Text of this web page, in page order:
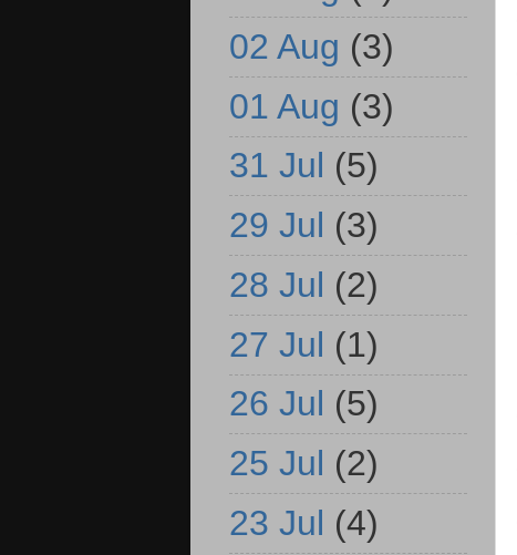
02 Aug (3)
01 Aug (3)
31 Jul (5)
29 Jul (3)
28 Jul (2)
27 Jul (1)
26 Jul (5)
25 Jul (2)
23 Jul (4)